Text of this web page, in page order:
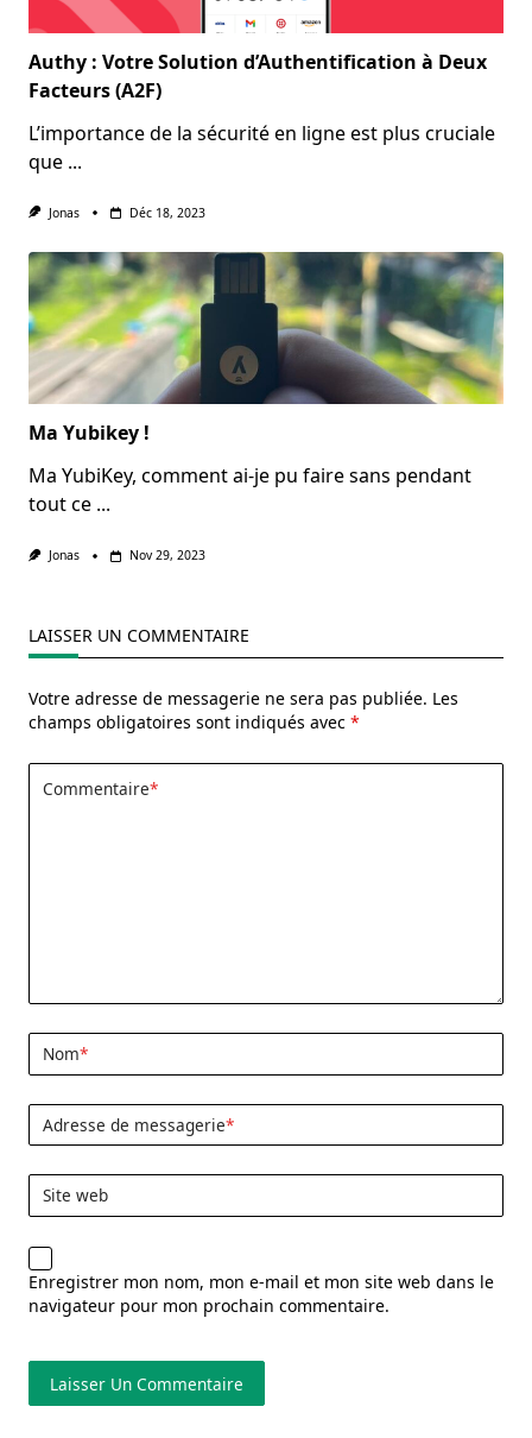
Authy : Votre Solution d’Authentification à Deux
Facteurs (A2F)
L’importance de la sécurité en ligne est plus cruciale
que ...
Jonas Déc 18, 2023
Ma Yubikey !
Ma YubiKey, comment ai-je pu faire sans pendant
tout ce ...
Jonas Nov 29, 2023
LAISSER UN COMMENTAIRE
Votre adresse de messagerie ne sera pas publiée. Les
champs obligatoires sont indiqués avec *
Commentaire*
Nom*
Adresse de messagerie*
Site web
Enregistrer mon nom, mon e-mail et mon site web dans le
navigateur pour mon prochain commentaire.